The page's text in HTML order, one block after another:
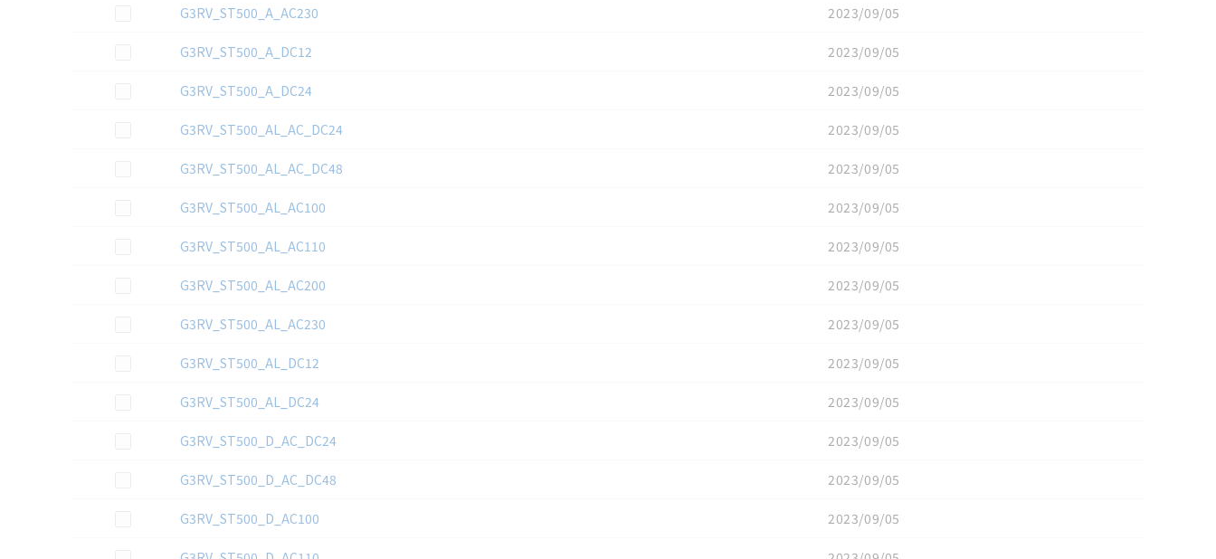
この資料を選択G3RV_ST500_A_AC230
2023/09/05
この資料を選択G3RV_ST500_A_DC12
2023/09/05
この資料を選択G3RV_ST500_A_DC24
2023/09/05
この資料を選択G3RV_ST500_AL_AC_DC24
2023/09/05
この資料を選択G3RV_ST500_AL_AC_DC48
2023/09/05
この資料を選択G3RV_ST500_AL_AC100
2023/09/05
この資料を選択G3RV_ST500_AL_AC110
2023/09/05
この資料を選択G3RV_ST500_AL_AC200
2023/09/05
この資料を選択G3RV_ST500_AL_AC230
2023/09/05
この資料を選択G3RV_ST500_AL_DC12
2023/09/05
この資料を選択G3RV_ST500_AL_DC24
2023/09/05
この資料を選択G3RV_ST500_D_AC_DC24
2023/09/05
この資料を選択G3RV_ST500_D_AC_DC48
2023/09/05
この資料を選択G3RV_ST500_D_AC100
2023/09/05
この資料を選択